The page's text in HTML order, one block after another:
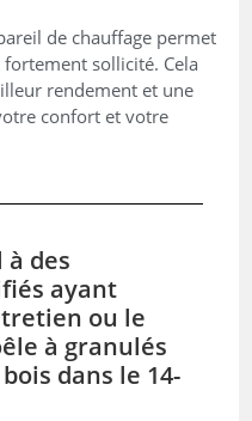
de chauffage permet
fortement sollicité. Cela
rendement et une
confort et votre
des
ayant
ou le
à granulés
dans le 14-